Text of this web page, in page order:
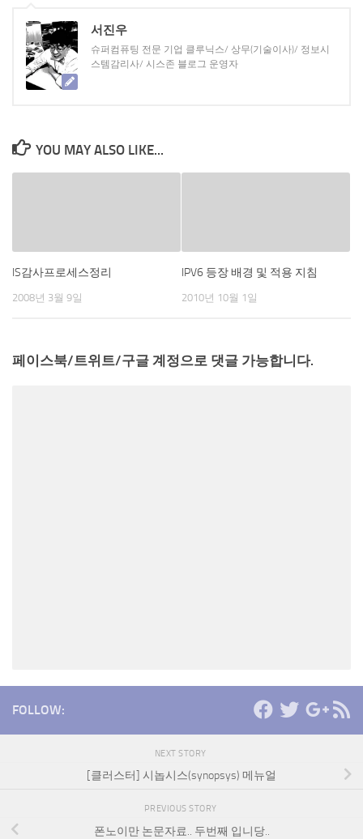
서진우
슈퍼컴퓨팅 전문 기업 클루닉스/ 상무(기술이사)/ 정보시
스템감리사/ 시스존 블로그 운영자
YOU MAY ALSO LIKE...
IS감사프로세스정리
2008년 3월 9일
IPV6 등장 배경 및 적용 지침
2010년 10월 1일
페이스북/트위트/구글 계정으로 댓글 가능합니다.
FOLLOW:
NEXT STORY
[클러스터] 시놉시스(synopsys) 메뉴얼
PREVIOUS STORY
폰노이만 논문자료.. 두번째 입니당..